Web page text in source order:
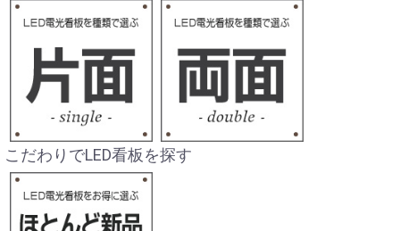
こだわりでLED看板を探す